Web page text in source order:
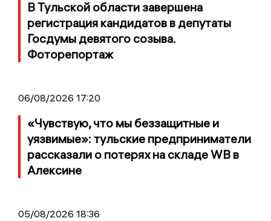
В Тульской области завершена
регистрация кандидатов в депутаты
Госдумы девятого созыва.
Фоторепортаж
06/08/2026 17:20
«Чувствую, что мы беззащитные и
уязвимые»: тульские предприниматели
рассказали о потерях на складе WB в
Алексине
05/08/2026 18:36